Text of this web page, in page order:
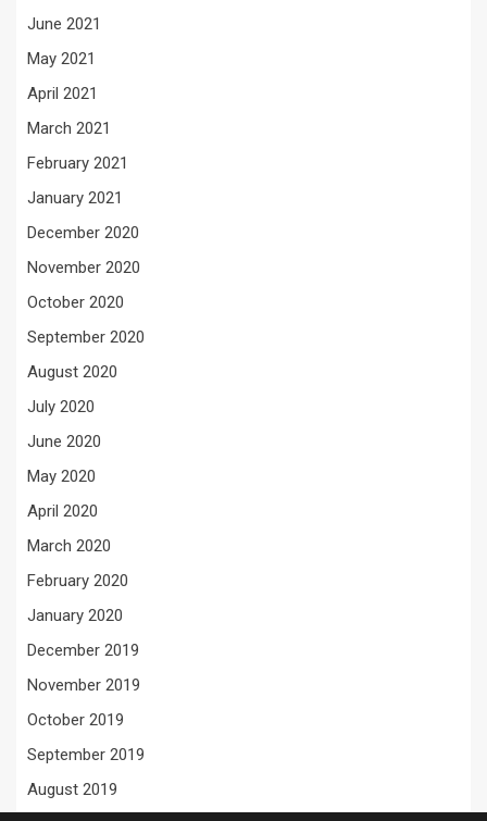
June 2021
May 2021
April 2021
March 2021
February 2021
January 2021
December 2020
November 2020
October 2020
September 2020
August 2020
July 2020
June 2020
May 2020
April 2020
March 2020
February 2020
January 2020
December 2019
November 2019
October 2019
September 2019
August 2019